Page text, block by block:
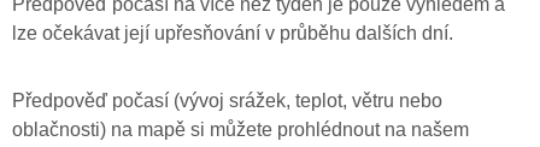
Předpověď počasí na více než týden je pouze výhledem a
lze očekávat její upřesňování v průběhu dalších dní.
Předpověď počasí (vývoj srážek, teplot, větru nebo
oblačnosti) na mapě si můžete prohlédnout na našem